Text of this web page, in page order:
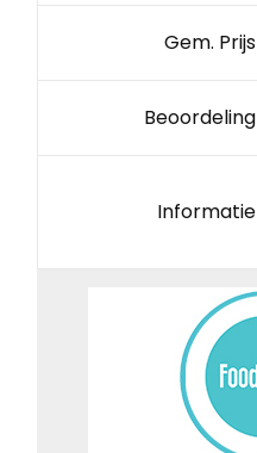
Gem. Prijs
Beoordeling
Informatie